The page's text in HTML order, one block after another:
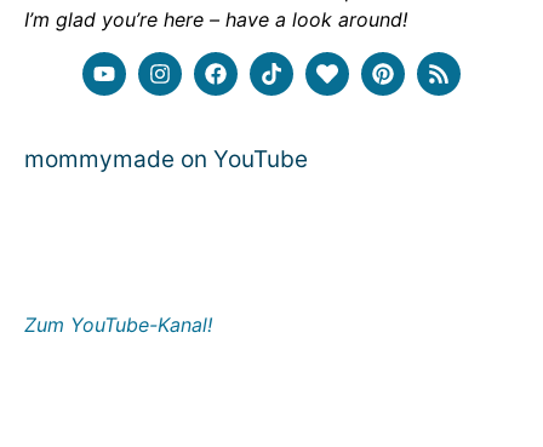
I’m glad you’re here – have a look around!
mommymade on YouTube
Zum YouTube-Kanal!